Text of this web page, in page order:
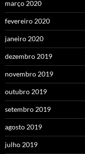
março 2020
fevereiro 2020
janeiro 2020
dezembro 2019
novembro 2019
outubro 2019
setembro 2019
agosto 2019
julho 2019